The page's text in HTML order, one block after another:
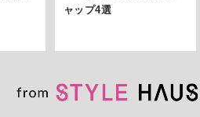
ャップ4選